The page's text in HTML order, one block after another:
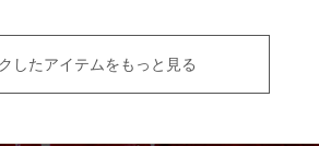
したアイテムをもっと見る